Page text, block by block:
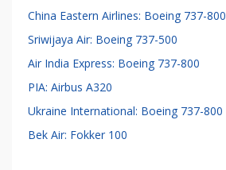
China Eastern Airlines: Boeing 737-800
Sriwijaya Air: Boeing 737-500
Air India Express: Boeing 737-800
PIA: Airbus A320
Ukraine International: Boeing 737-800
Bek Air: Fokker 100